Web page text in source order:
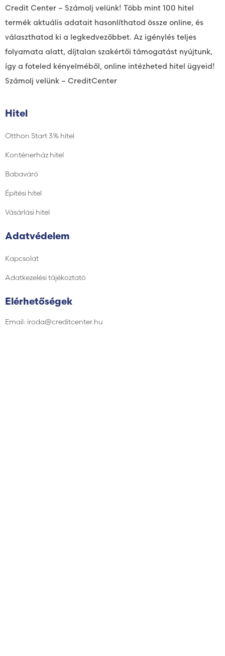
Credit Center – Számolj velünk! Több mint 100 hitel
termék aktuális adatait hasonlíthatod össze online, és
választhatod ki a legkedvezőbbet. Az igénylés teljes
folyamata alatt, díjtalan szakértői támogatást nyújtunk,
így a foteled kényelméből, online intézheted hitel ügyeid!
Számolj velünk – CreditCenter
Hitel
Otthon Start 3% hitel
Konténerház hitel
Babaváró
Építési hitel
Vásárlási hitel
Adatvédelem
Kapcsolat
Adatkezelési tájékoztató
Elérhetőségek
Email: iroda@creditcenter.hu